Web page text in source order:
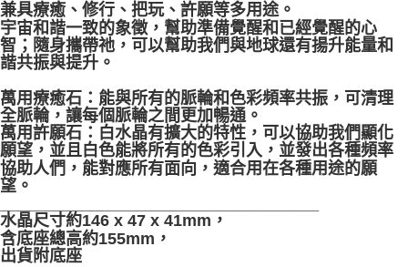
兼具療癒、修行、把玩、許願等多用途。
宇宙和諧一致的象徵，幫助準備覺醒和已經覺醒的心
智；隨身攜帶祂，可以幫助我們與地球還有揚升能量和
諧共振與提升。
萬用療癒石：能與所有的脈輪和色彩頻率共振，可清理
全脈輪，讓每個脈輪之間更加暢通。
萬用許願石：白水晶有擴大的特性，可以協助我們顯化
願望，並且白色能將所有的色彩引入，並發出各種頻率
協助人們，能對應所有面向，適合用在各種用途的願
望。
水晶尺寸約146 x 47 x 41mm，
含底座總高約155mm，
出貨附底座